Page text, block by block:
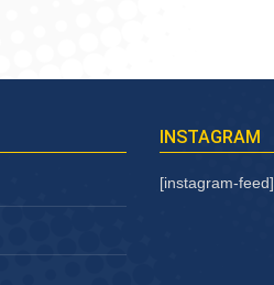
INSTAGRAM
[instagram-feed]